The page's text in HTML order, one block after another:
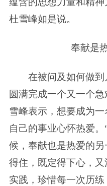
杜雪峰如是说。
奉献是
在被问及如何做到
圆满完成一个又一个
雪峰表示，想要成为
自己的事业心怀热爱
候，奉献也是热爱的
得住，既定得下心，
实践，珍惜每一次历